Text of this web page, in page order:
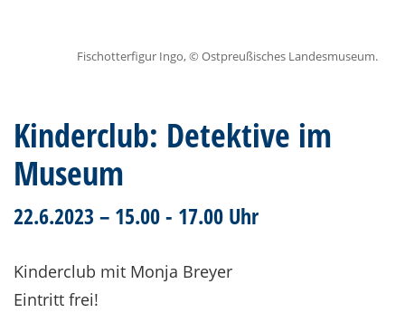
Fischotterfigur Ingo, © Ostpreußisches Landesmuseum.
Kinderclub: Detektive im
Museum
22.6.2023 – 15.00 - 17.00 Uhr
Kinderclub mit Monja Breyer
Eintritt frei!